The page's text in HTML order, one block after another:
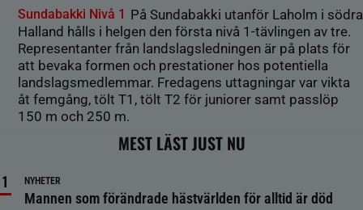
Sundabakki Nivå 1 På Sundabakki utanför Laholm i södra
Halland hålls i helgen den första nivå 1-tävlingen av tre.
Representanter från landslagsledningen är på plats för
att bevaka formen och prestationer hos potentiella
landslagsmedlemmar. Fredagens uttagningar var vikta
åt femgång, tölt T1, tölt T2 för juniorer samt passlöp
150 m och 250 m.
MEST LÄST JUST NU
NYHETER
Mannen som förändrade hästvärlden för alltid är död